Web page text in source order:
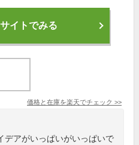
イトでみる
価格と在庫を楽天でチェック >>
デアがいっぱいがいっぱいで